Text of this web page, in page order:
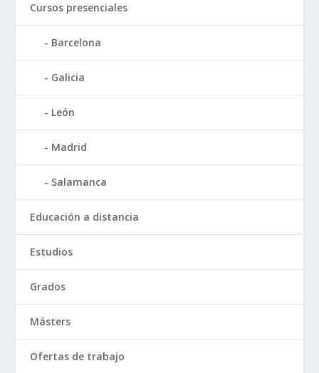
Cursos presenciales
Barcelona
Galicia
León
Madrid
Salamanca
Educación a distancia
Estudios
Grados
Másters
Ofertas de trabajo